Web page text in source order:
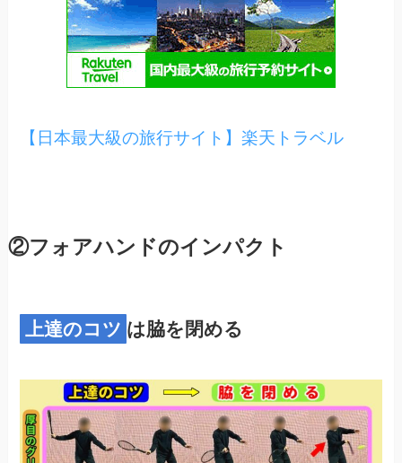
【日本最大級の旅行サイト】楽天トラベル
②フォアハンドのインパクト
上達のコツ は脇を閉める